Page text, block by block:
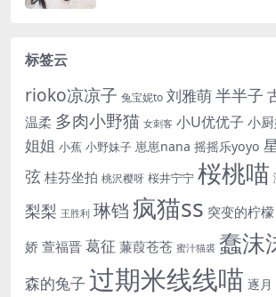
标签云
rioko凉凉子 兔宝妮to 刘雅萌半半子
温柔 多肉小野猫 女刺客 小U优优子 小
姐姐 小蕉 小野妹子 崽崽nana 摇摇乐yoyo
弦 桂芬坐拍 桃沢樱呀 桜井宁宁 桜桃喵
梨梨 王胜利 琳铛疯猫ss 突变的柠檬
娇 萱福晋葛征 蒹葭苍苍 蜜汁猫裘 蠢沫
森的兔子 过期米线线喵 逐月